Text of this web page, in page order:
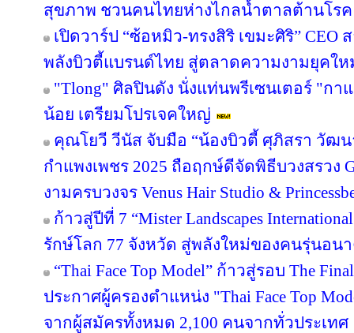
สุขภาพ ชวนคนไทยห่างไกลน้ำตาลต้านโรค
เปิดวาร์ป “ซ้อหมิว-ทรงสิริ เขมะศิริ” CEO
พลังบิวตี้แบรนด์ไทย สู่ตลาดความงามยุคใ
"Tlong" ศิลปินดัง นั่งแท่นพรีเซนเตอร์ "ก
น้อย เตรียมโปรเจคใหญ่
คุณโยวี วีนัส จับมือ “น้องบิวตี้ ศุภิสรา วัฒ
กำแพงเพชร 2025 ถือฤกษ์ดีจัดพิธีบวงสรวง
งามครบวงจร Venus Hair Studio &
ก้าวสู่ปีที่ 7 “Mister Landscapes
รักษ์โลก 77 จังหวัด สู่พลังใหม่ของคนรุ่นอน
“Thai Face Top Model” ก้าวสู่รอบ The
ประกาศผู้ครองตำแหน่ง "Thai Face Top
จากผู้สมัครทั้งหมด 2,100 คนจากทั่วประเทศ